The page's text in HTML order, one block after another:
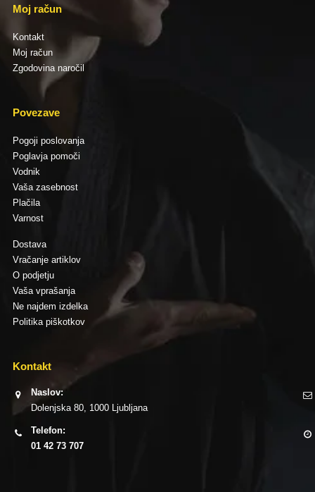
Moj račun
Kontakt
Moj račun
Zgodovina naročil
Povezave
Pogoji poslovanja
Poglavja pomoči
Vodnik
Vaša zasebnost
Plačila
Varnost
Dostava
Vračanje artiklov
O podjetju
Vaša vprašanja
Ne najdem izdelka
Politika piškotkov
Kontakt
Naslov:
Dolenjska 80, 1000 Ljubljana
Telefon:
01 42 73 707